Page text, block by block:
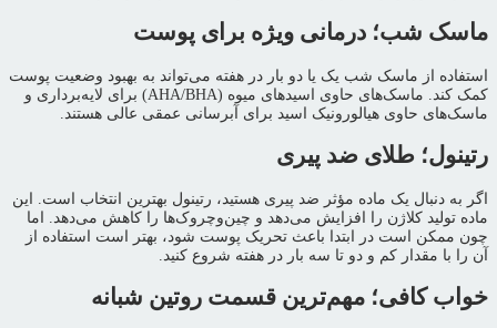
ماسک شب؛ درمانی ویژه برای پوست
استفاده از ماسک شب یک یا دو بار در هفته می‌تواند به بهبود وضعیت پوست
کمک کند. ماسک‌های حاوی اسیدهای میوه (AHA/BHA) برای لایه‌برداری و
ماسک‌های حاوی هیالورونیک اسید برای آبرسانی عمقی عالی هستند.
رتینول؛ طلای ضد پیری
اگر به دنبال یک ماده مؤثر ضد پیری هستید، رتینول بهترین انتخاب است. این
ماده تولید کلاژن را افزایش می‌دهد و چین‌وچروک‌ها را کاهش می‌دهد. اما
چون ممکن است در ابتدا باعث تحریک پوست شود، بهتر است استفاده از
آن را با مقدار کم و دو تا سه بار در هفته شروع کنید.
خواب کافی؛ مهم‌ترین قسمت روتین شبانه